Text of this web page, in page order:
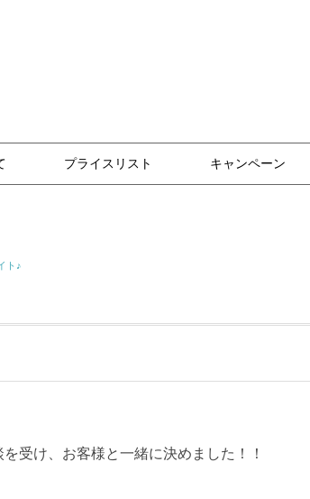
プライスリスト キャンペーン
ト♪
受け、お客様と一緒に決めました！！